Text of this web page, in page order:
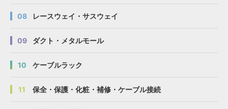
08 レースウェイ・サスウェイ
09 ダクト・メタルモール
10 ケーブルラック
11 保全・保護・化粧・補修・ケーブル接続